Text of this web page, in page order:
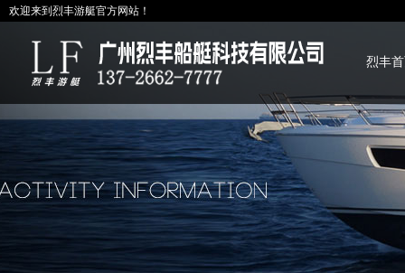
欢迎来到烈丰游艇官方网站！
烈丰